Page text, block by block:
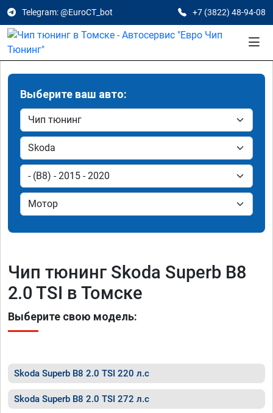
Telegram: @EuroCT_bot +7 (3822) 48-94-08
Выберите ваш авто:
Чип тюнинг Skoda Superb B8
2.0 TSI в Томске
Выберите свою модель:
Skoda Superb B8 2.0 TSI 220 л.с
Skoda Superb B8 2.0 TSI 272 л.с